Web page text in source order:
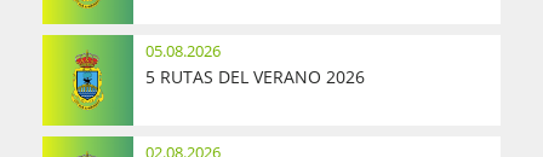
05.08.2026
5 RUTAS DEL VERANO 2026
02.08.2026